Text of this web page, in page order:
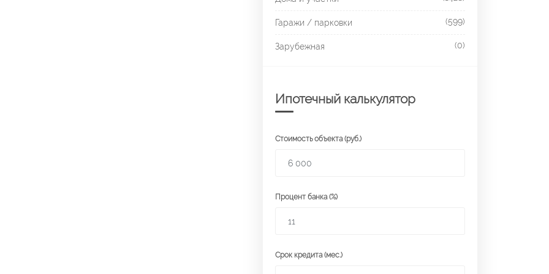
Гаражи / парковки (599)
Зарубежная (0)
Ипотечный калькулятор
Стоимость объекта (руб.)
Процент банка (%)
Срок кредита (мес.)